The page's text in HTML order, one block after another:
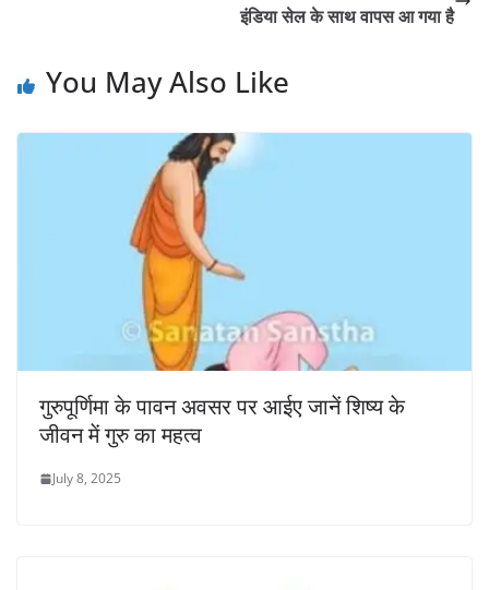
इंडिया सेल के साथ वापस आ गया है
You May Also Like
गुरुपूर्णिमा के पावन अवसर पर आईए जानें शिष्य के
जीवन में गुरु का महत्व
July 8, 2025